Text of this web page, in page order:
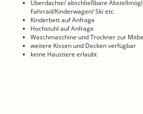
Überdachte/ abschließbare
Fahrrad/Kinderwagen/ Ski etc.
Kinderbett auf Anfrage
Hochstuhl auf Anfrage
Waschmaschine und Trockner zur
weitere Kissen und Decken verfügbar
keine Haustiere erlaubt